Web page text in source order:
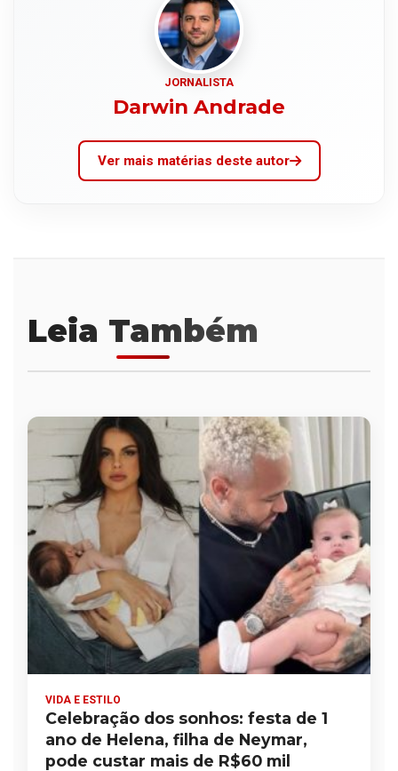
JORNALISTA
Darwin Andrade
Ver mais matérias deste autor
Leia Também
VIDA E ESTILO
Celebração dos sonhos: festa de 1
ano de Helena, filha de Neymar,
pode custar mais de R$60 mil